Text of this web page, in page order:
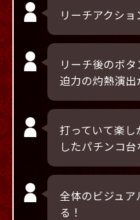
リーチアクショ
リーチ後のボ
迫力の灼熱演出
打っていて楽
したパチンコ台
全体のビジュア
る！